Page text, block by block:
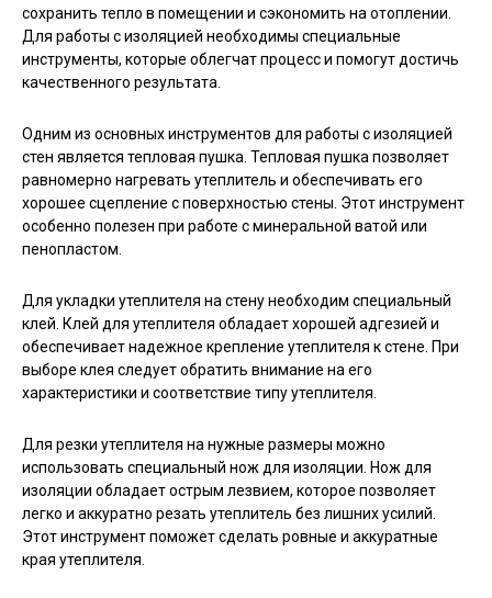
сохранить тепло в помещении и сэкономить на отоплении.
Для работы с изоляцией необходимы специальные
инструменты, которые облегчат процесс и помогут достичь
качественного результата.
Одним из основных инструментов для работы с изоляцией
стен является тепловая пушка. Тепловая пушка позволяет
равномерно нагревать утеплитель и обеспечивать его
хорошее сцепление с поверхностью стены. Этот инструмент
особенно полезен при работе с минеральной ватой или
пенопластом.
Для укладки утеплителя на стену необходим специальный
клей. Клей для утеплителя обладает хорошей адгезией и
обеспечивает надежное крепление утеплителя к стене. При
выборе клея следует обратить внимание на его
характеристики и соответствие типу утеплителя.
Для резки утеплителя на нужные размеры можно
использовать специальный нож для изоляции. Нож для
изоляции обладает острым лезвием, которое позволяет
легко и аккуратно резать утеплитель без лишних усилий.
Этот инструмент поможет сделать ровные и аккуратные
края утеплителя.